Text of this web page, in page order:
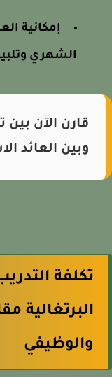
إمكانية
الشهري وتلبية
قارن الآن بين
وبين العائد
تكلفة
البرتغالية
والوظيفي